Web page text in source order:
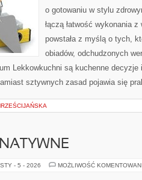
o gotowaniu w stylu
łączą łatwość wykonania
powstała z myślą o tych,
obiadów, odchudzonych
Lekkowkuchni są kuchenne decyzje
sztywnych zasad pojawia się
STY - 5 - 2026 MOŻLIWOŚĆ